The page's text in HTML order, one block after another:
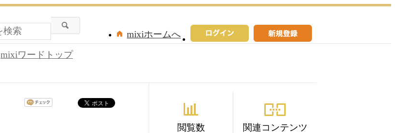
mixiホームへ
mixiワードトップ
閲覧数 関連コンテンツ